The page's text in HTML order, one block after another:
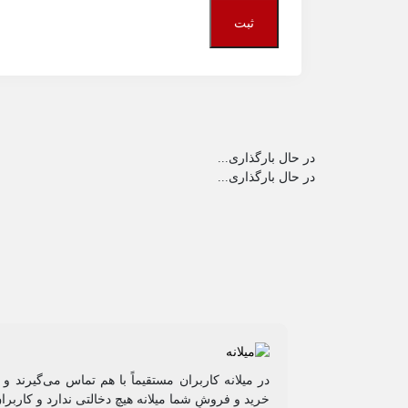
در حال بارگذاری...
در حال بارگذاری...
در میلانه کاربران مستقیماً با هم تماس
خرید و فروشِ شما میلانه هیچ دخالتی ندارد و